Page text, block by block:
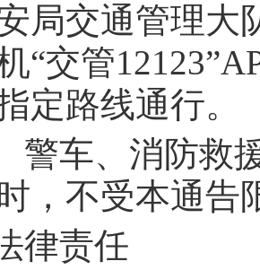
局交通管理大
“交管
定路线通行。
警车、消防救
，不受本通告
律责任